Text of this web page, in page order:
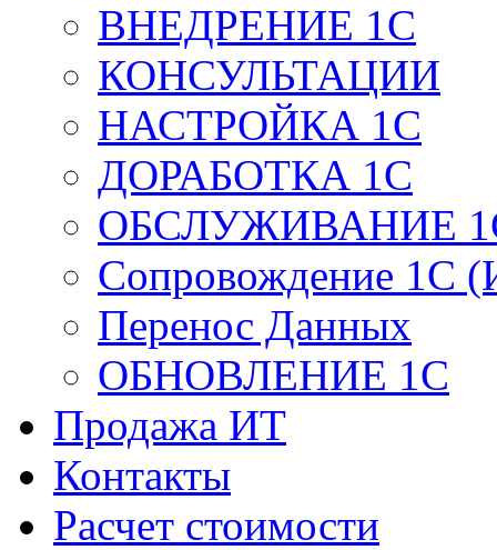
ВНЕДРЕНИЕ 1С
КОНСУЛЬТАЦИИ
НАСТРОЙКА 1С
ДОРАБОТКА 1С
ОБСЛУЖИВАНИЕ
Сопровождение 1С
Перенос Данных
ОБНОВЛЕНИЕ 1С
Продажа ИТ
Контакты
Расчет стоимости